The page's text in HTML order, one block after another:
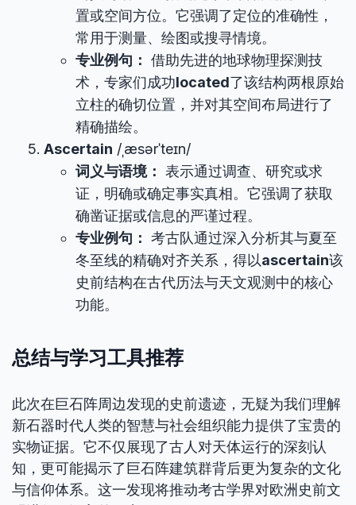
置或空间方位。它强调了定位的准确性，
常用于测量、绘图或搜寻情境。
专业例句： 借助先进的地球物理探测技
术，专家们成功located了该结构两根原始
立柱的确切位置，并对其空间布局进行了
精确描绘。
Ascertain /ˌæsərˈteɪn/
词义与语境： 表示通过调查、研究或求
证，明确或确定事实真相。它强调了获取
确凿证据或信息的严谨过程。
专业例句： 考古队通过深入分析其与夏至
冬至线的精确对齐关系，得以ascertain该
史前结构在古代历法与天文观测中的核心
功能。
总结与学习工具推荐
此次在巨石阵周边发现的史前遗迹，无疑为我们理解
新石器时代人类的智慧与社会组织能力提供了宝贵的
实物证据。它不仅展现了古人对天体运行的深刻认
知，更可能揭示了巨石阵建筑群背后更为复杂的文化
与信仰体系。这一发现将推动考古学界对欧洲史前文